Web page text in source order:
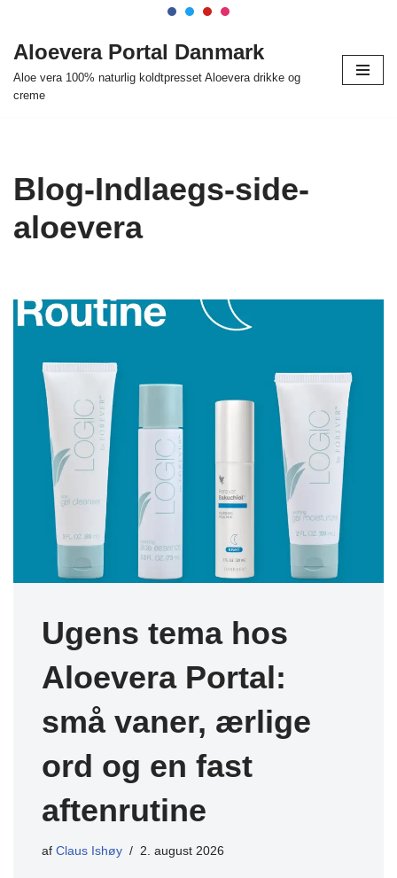
Spring
indhold
Aloevera Portal Danmark
Aloe vera 100% naturlig koldtpresset Aloevera drikke og
creme
Blog-Indlaegs-side-
aloevera
Ugens tema hos
Aloevera Portal:
små vaner, ærlige
ord og en fast
aftenrutine
af Claus Ishøy 2. august 2026